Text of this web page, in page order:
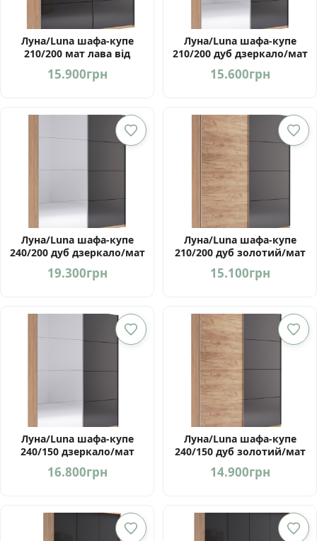
Луна/Luna шафа-купе
210/200 мат лава від
15.900грн
Луна/Luna шафа-купе
210/200 дуб дзеркало/мат
МироМарк
15.600грн
Луна/Luna шафа-купе
240/200 дуб дзеркало/мат
МироМарк
19.300грн
Луна/Luna шафа-купе
210/200 дуб золотий/мат
МироМарк
15.100грн
Луна/Luna шафа-купе
240/150 дзеркало/мат
МироМарк
16.800грн
Луна/Luna шафа-купе
240/150 дуб золотий/мат
МироМарк
14.900грн